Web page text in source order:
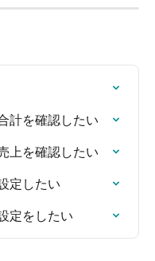
計を確認したい
上を確認したい
定したい
定をしたい